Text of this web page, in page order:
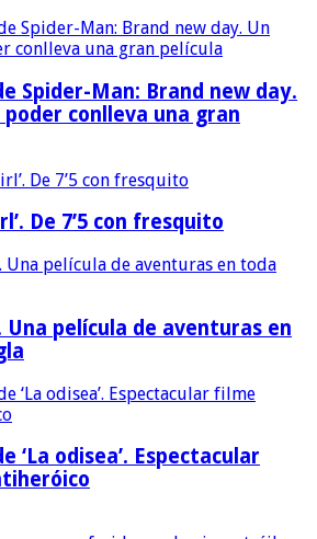
Spider-Man: Brand new day.
poder conlleva una gran
De 7’5 con fresquito
Una película de aventuras en
‘La odisea’. Espectacular